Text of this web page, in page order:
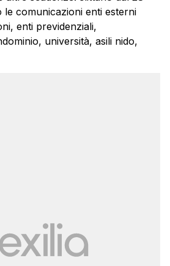
le comunicazioni enti esterni
enti previdenziali,
università, asili nido,